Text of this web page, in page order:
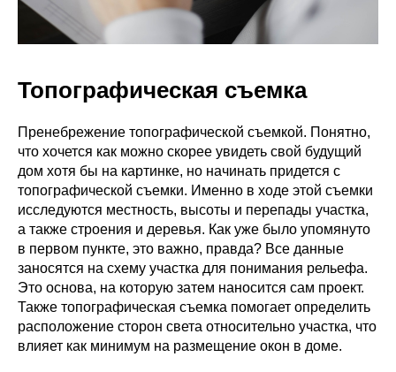
Топографическая съемка
Пренебрежение топографической съемкой. Понятно,
что хочется как можно скорее увидеть свой будущий
дом хотя бы на картинке, но начинать придется с
топографической съемки. Именно в ходе этой съемки
исследуются местность, высоты и перепады участка,
а также строения и деревья. Как уже было упомянуто
в первом пункте, это важно, правда? Все данные
заносятся на схему участка для понимания рельефа.
Это основа, на которую затем наносится сам проект.
Также топографическая съемка помогает определить
расположение сторон света относительно участка, что
влияет как минимум на размещение окон в доме.